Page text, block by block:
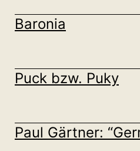
Baronia
Puck bzw. Puky
Paul Gärtner: